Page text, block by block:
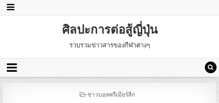
ศิลปะการต่อสู้ญี่ปุ่น
รวบรวมข่าวสารของกีฬาต่างๆ
POSTED
ข่าวบอลพรีเมียร์ลีก